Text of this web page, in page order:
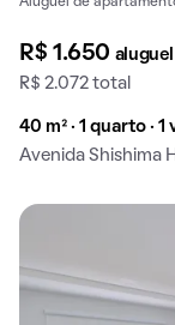
R$ 1.650 aluguel
R$ 2.072 total
40 m² · 1 quarto · 1
Avenida Shishima